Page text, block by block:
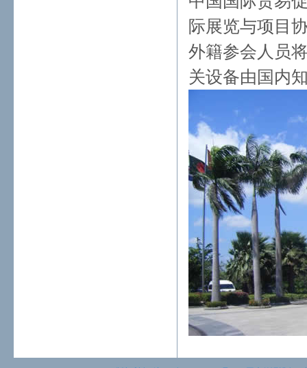
际展览与项目
外籍参会人员
关设备由国内